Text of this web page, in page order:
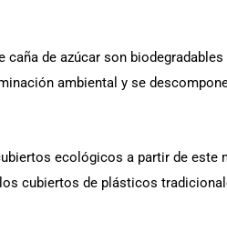
de azúcar son biodegradables
ambiental y se
ecológicos a partir de este
cubiertos de plásticos